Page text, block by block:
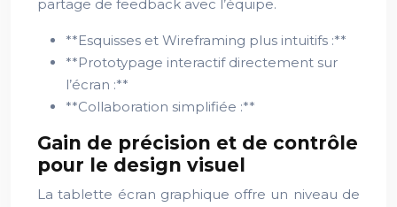
partage de feedback avec l’équipe.
**Esquisses et Wireframing plus intuitifs :**
**Prototypage interactif directement sur
l’écran :**
**Collaboration simplifiée :**
Gain de précision et de contrôle
pour le design visuel
La tablette écran graphique offre un niveau de